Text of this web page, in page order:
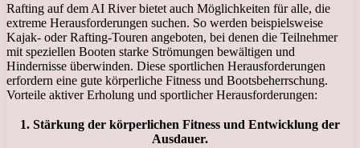
Rafting auf dem AI River bietet auch Möglichkeiten für alle, die
extreme Herausforderungen suchen. So werden beispielsweise
Kajak- oder Rafting-Touren angeboten, bei denen die Teilnehmer
mit speziellen Booten starke Strömungen bewältigen und
Hindernisse überwinden. Diese sportlichen Herausforderungen
erfordern eine gute körperliche Fitness und Bootsbeherrschung.
Vorteile aktiver Erholung und sportlicher Herausforderungen:
1. Stärkung der körperlichen Fitness und Entwicklung der
Ausdauer.